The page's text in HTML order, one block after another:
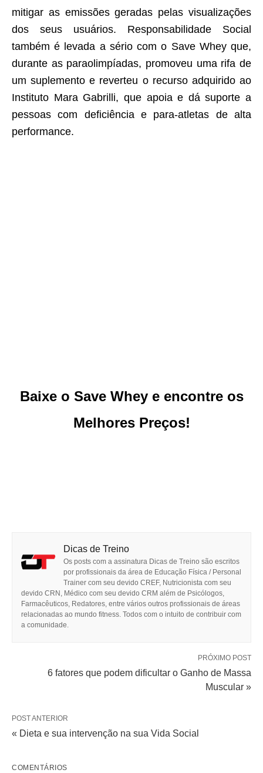
mitigar as emissões geradas pelas visualizações
dos seus usuários. Responsabilidade Social
também é levada a sério com o Save Whey que,
durante as paraolimpíadas, promoveu uma rifa de
um suplemento e reverteu o recurso adquirido ao
Instituto Mara Gabrilli, que apoia e dá suporte a
pessoas com deficiência e para-atletas de alta
performance.
Baixe o Save Whey e encontre os
Melhores Preços!
Dicas de Treino
Os posts com a assinatura Dicas de Treino são escritos
por profissionais da área de Educação Física / Personal
Trainer com seu devido CREF, Nutricionista com seu
devido CRN, Médico com seu devido CRM além de Psicólogos,
Farmacêuticos, Redatores, entre vários outros profissionais de áreas
relacionadas ao mundo fitness. Todos com o intuito de contribuir com
a comunidade.
PRÓXIMO POST
6 fatores que podem dificultar o Ganho de Massa
Muscular »
POST ANTERIOR
« Dieta e sua intervenção na sua Vida Social
COMENTÁRIOS